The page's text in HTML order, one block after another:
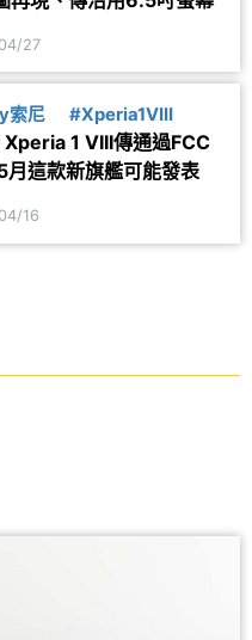
27
索尼 #Xperia1VIII
1 VIII傳通過FCC
月這款新旗艦可能發表
16